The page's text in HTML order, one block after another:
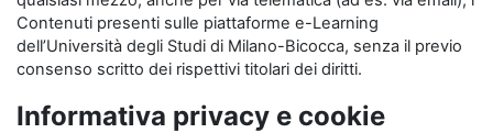
Contenuti presenti sulle piattaforme e-Learning
dell’Università degli Studi di Milano-Bicocca, senza il previo
consenso scritto dei rispettivi titolari dei diritti.
Informativa privacy e cookie